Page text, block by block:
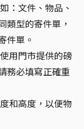
：文件、物品、
類型的寄件單，
件單。
用門市提供的磅
務必填寫正確重
和高度，以便物